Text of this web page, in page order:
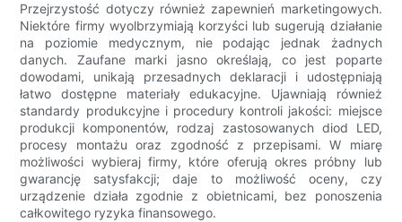
Przejrzystość dotyczy również zapewnień marketingowych.
Niektóre firmy wyolbrzymiają korzyści lub sugerują działanie
na poziomie medycznym, nie podając jednak żadnych
danych. Zaufane marki jasno określają, co jest poparte
dowodami, unikają przesadnych deklaracji i udostępniają
łatwo dostępne materiały edukacyjne. Ujawniają również
standardy produkcyjne i procedury kontroli jakości: miejsce
produkcji komponentów, rodzaj zastosowanych diod LED,
procesy montażu oraz zgodność z przepisami. W miarę
możliwości wybieraj firmy, które oferują okres próbny lub
gwarancję satysfakcji; daje to możliwość oceny, czy
urządzenie działa zgodnie z obietnicami, bez ponoszenia
całkowitego ryzyka finansowego.